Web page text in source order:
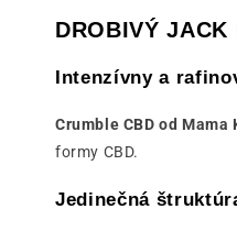
DROBIVÝ JACK
Intenzívny a
Crumble CBD od Mama
formy CBD.
Jedinečná